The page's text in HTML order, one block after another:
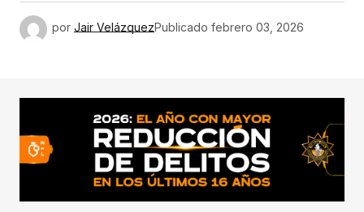
por Jair VelázquezPublicado febrero 03, 2026